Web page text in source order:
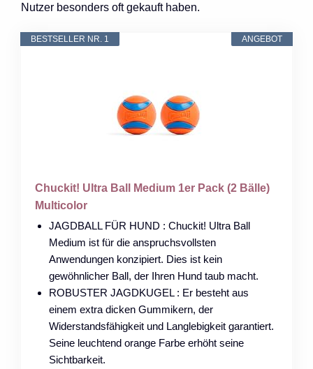
Nutzer besonders oft gekauft haben.
ANGEBOT
BESTSELLER NR. 1
Chuckit! Ultra Ball Medium 1er Pack (2 Bälle)
Multicolor
JAGDBALL FÜR HUND : Chuckit! Ultra Ball
Medium ist für die anspruchsvollsten
Anwendungen konzipiert. Dies ist kein
gewöhnlicher Ball, der Ihren Hund taub macht.
ROBUSTER JAGDKUGEL : Er besteht aus
einem extra dicken Gummikern, der
Widerstandsfähigkeit und Langlebigkeit garantiert.
Seine leuchtend orange Farbe erhöht seine
Sichtbarkeit.